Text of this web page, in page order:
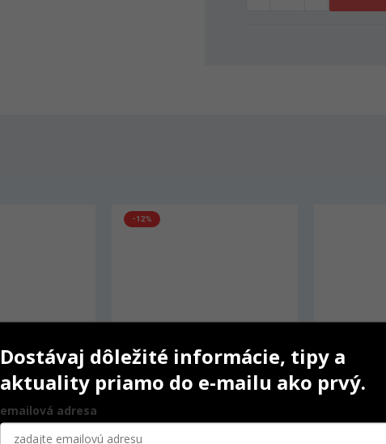
Dostávaj dôležité informácie, tipy a
aktuality priamo do e-mailu ako prvý.
emailová adresa